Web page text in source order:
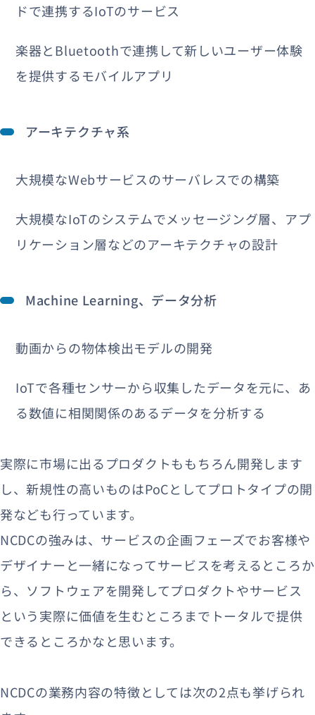
ドで連携するIoTのサービス
楽器とBluetoothで連携して新しいユーザー体験
を提供するモバイルアプリ
アーキテクチャ系
大規模なWebサービスのサーバレスでの構築
大規模なIoTのシステムでメッセージング層、アプ
リケーション層などのアーキテクチャの設計
Machine Learning、データ分析
動画からの物体検出モデルの開発
IoTで各種センサーから収集したデータを元に、あ
る数値に相関関係のあるデータを分析する
実際に市場に出るプロダクトももちろん開発します
し、新規性の高いものはPoCとしてプロトタイプの開
発なども行っています。
NCDCの強みは、サービスの企画フェーズでお客様や
デザイナーと一緒になってサービスを考えるところか
ら、ソフトウェアを開発してプロダクトやサービス
という実際に価値を生むところまでトータルで提供
できるところかなと思います。
NCDCの業務内容の特徴としては次の2点も挙げられ